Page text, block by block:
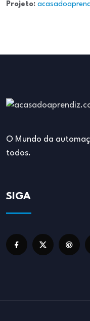
Projeto:
O Mundo da
todos.
SIGA